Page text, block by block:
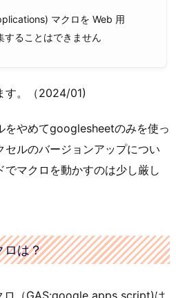
マクロを Web 用
することはできません
す。（2024/01)
をやめてgooglesheetのみを使っ
ルのバージョンアップについ
マクロを動かすのは少し厳し
は？